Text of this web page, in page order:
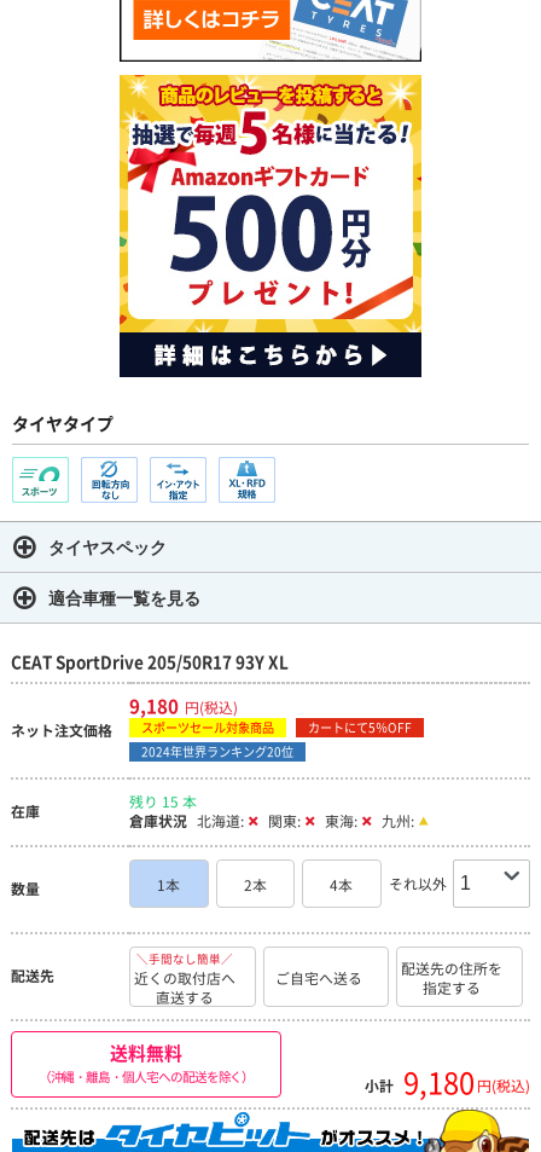
タイヤタイプ
タイヤスペック
適合車種一覧を見る
CEAT SportDrive 205/50R17 93Y XL
ネット注文価格
9,180 円(税込)
スポーツセール対象商品
カートにて5％OFF
2024年世界ランキング20位
在庫
残り 15 本
倉庫状況 北海道: 関東: 東海: 九州:
数量 1本 2本 4本 それ以外
配送先
＼手間なし簡単／
近くの取付店へ
直送する
ご自宅へ送る
配送先の住所を
指定する
送料無料
（沖縄・離島・個人宅への配送を除く） 小計 9,180 円(税込)